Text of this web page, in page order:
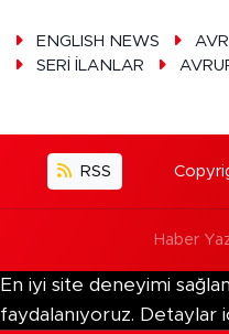
ENGLISH NEWS
SERİ İLANLAR
RSS
Haber
En iyi site deneyimi
faydalanıyoruz. Detaylar